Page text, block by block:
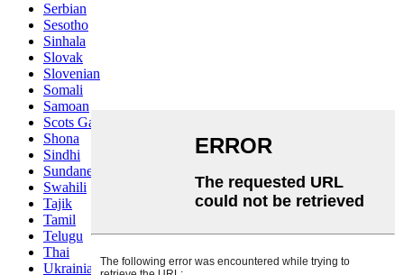
Serbian
Sesotho
Sinhala
Slovak
Slovenian
Somali
Samoan
Scots Gaelic
Shona
Sindhi
Sundanese
Swahili
Tajik
Tamil
Telugu
Thai
Ukrainian